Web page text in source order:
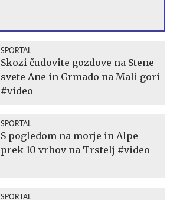
SPORTAL
Skozi čudovite gozdove na Stene
svete Ane in Grmado na Mali gori
#video
SPORTAL
S pogledom na morje in Alpe
prek 10 vrhov na Trstelj #video
SPORTAL